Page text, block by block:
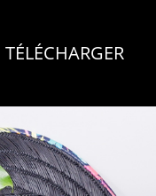
TÉLÉCHARGER